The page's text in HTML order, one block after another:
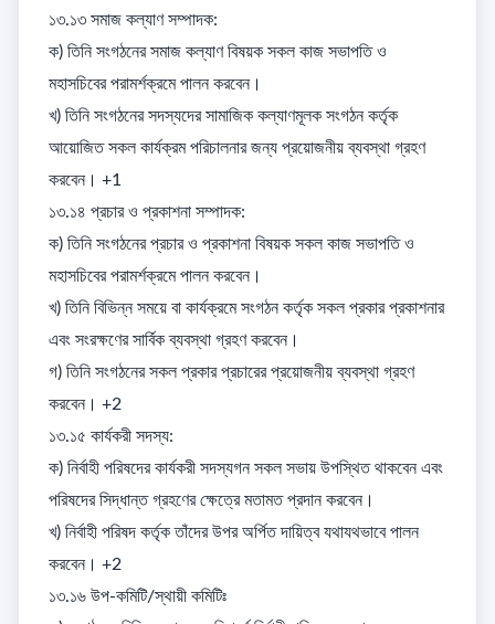
১৩.১৩ সমাজ কল্যাণ সম্পাদক:
ক) তিনি সংগঠনের সমাজ কল্যাণ বিষয়ক সকল কাজ সভাপতি ও
মহাসচিবের পরামর্শক্রমে পালন করবেন।
খ) তিনি সংগঠনের সদস্যদের সামাজিক কল্যাণমূলক সংগঠন কর্তৃক
আয়োজিত সকল কার্যক্রম পরিচালনার জন্য প্রয়োজনীয় ব্যবস্থা গ্রহণ
করবেন। +1
১৩.১৪ প্রচার ও প্রকাশনা সম্পাদক:
ক) তিনি সংগঠনের প্রচার ও প্রকাশনা বিষয়ক সকল কাজ সভাপতি ও
মহাসচিবের পরামর্শক্রমে পালন করবেন।
খ) তিনি বিভিন্ন সময়ে বা কার্যক্রমে সংগঠন কর্তৃক সকল প্রকার প্রকাশনার
এবং সংরক্ষণের সার্বিক ব্যবস্থা গ্রহণ করবেন।
গ) তিনি সংগঠনের সকল প্রকার প্রচারের প্রয়োজনীয় ব্যবস্থা গ্রহণ
করবেন। +2
১৩.১৫ কার্যকরী সদস্য:
ক) নির্বাহী পরিষদের কার্যকরী সদস্যগন সকল সভায় উপস্থিত থাকবেন এবং
পরিষদের সিদ্ধান্ত গ্রহণের ক্ষেত্রে মতামত প্রদান করবেন।
খ) নির্বাহী পরিষদ কর্তৃক তাঁদের উপর অর্পিত দায়িত্ব যথাযথভাবে পালন
করবেন। +2
১৩.১৬ উপ-কমিটি/স্থায়ী কমিটিঃ